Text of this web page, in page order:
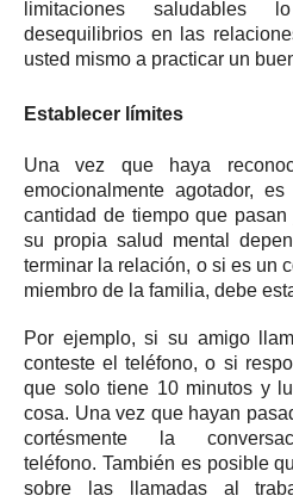
limitaciones
desequilibrios en las
usted mismo a practicar un
Establecer límites
Una vez que haya
emocionalmente agotador,
cantidad de tiempo que pasan
su propia salud mental
terminar la relación, o si es un
miembro de la familia, debe
Por ejemplo, si su amigo
conteste el teléfono, o si
que solo tiene 10 minutos y
cosa. Una vez que hayan
cortésmente la
teléfono. También es posible
sobre las llamadas al